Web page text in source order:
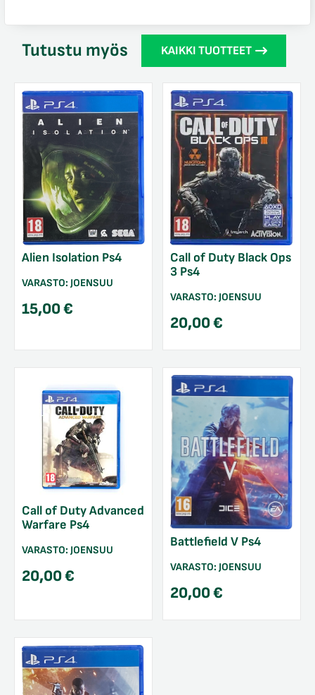
Tutustu myös KAIKKI TUOTTEET
Alien Isolation Ps4
VARASTO: JOENSUU
15,00€
Call of Duty Black Ops
3 Ps4
VARASTO: JOENSUU
20,00€
Call of Duty Advanced
Warfare Ps4
VARASTO: JOENSUU
20,00€
Battlefield V Ps4
VARASTO: JOENSUU
20,00€